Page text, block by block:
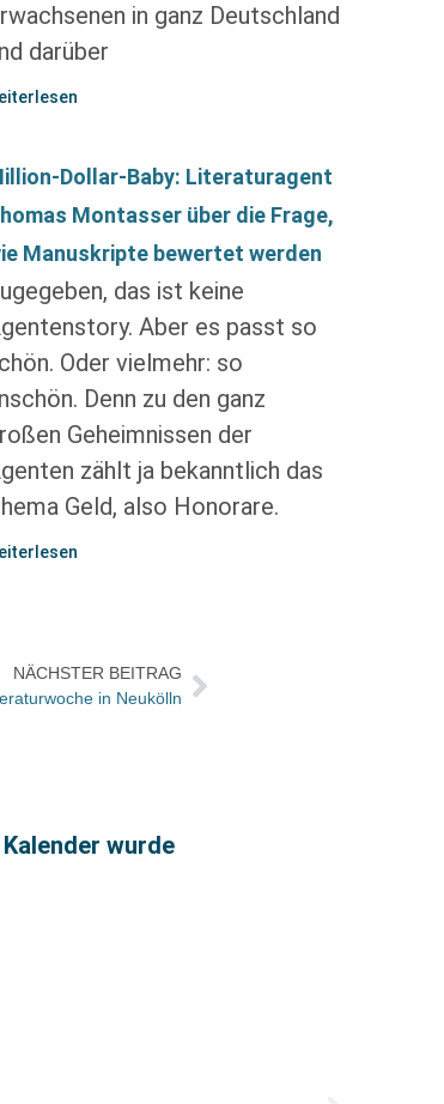
in ganz Deutschland
darüber
Dollar-Baby: Literaturagent
Montasser über die Frage,
Manuskripte bewertet werden
das ist keine
Aber es passt so
Oder vielmehr: so
Denn zu den ganz
Geheimnissen der
zählt ja bekanntlich das
Geld, also Honorare.
NÄCHSTER BEITRAG
in Neukölln
wurde